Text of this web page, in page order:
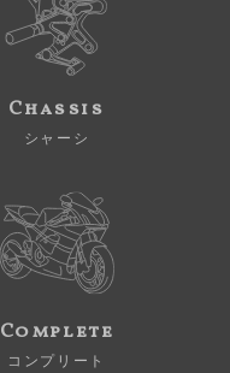
Chassis
シャーシ
Complete
コンプリート